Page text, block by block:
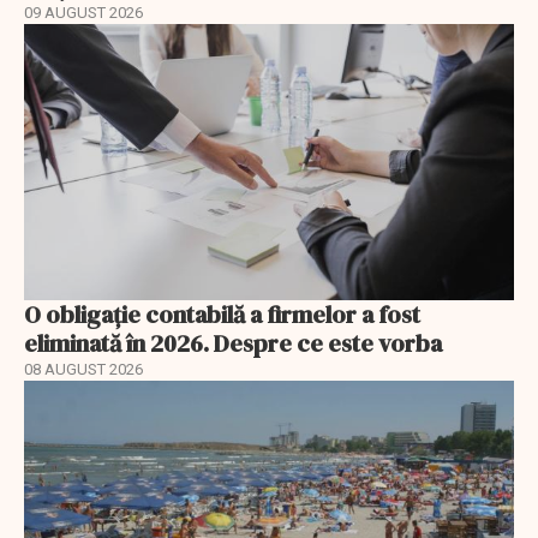
09 AUGUST 2026
O obligație contabilă a firmelor a fost
eliminată în 2026. Despre ce este vorba
08 AUGUST 2026